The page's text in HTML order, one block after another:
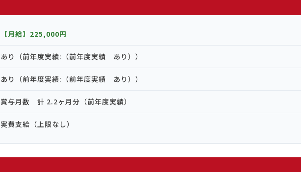
【月給】225,000円
あり（前年度実績:（前年度実績 あり））
あり（前年度実績:（前年度実績 あり））
賞与月数 計 2.2ヶ月分（前年度実績）
実費支給（上限なし）